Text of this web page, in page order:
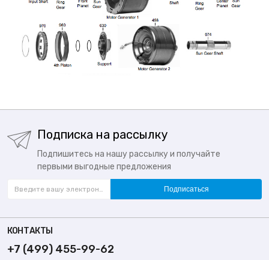
Подписка на рассылку
Подпишитесь на нашу рассылку и получайте
первыми выгодные предложения
Подписаться
КОНТАКТЫ
+7 (499) 455-99-62